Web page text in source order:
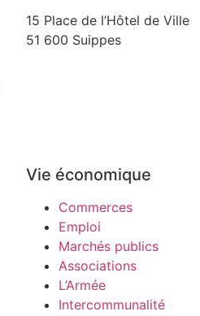
15 Place de l’Hôtel de Ville
51 600 Suippes
Vie économique
Commerces
Emploi
Marchés publics
Associations
L’Armée
Intercommunalité